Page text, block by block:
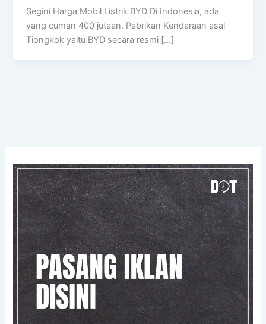
Segini Harga Mobil Listrik BYD Di Indonesia, ada
yang cuman 400 jutaan. Pabrikan Kendaraan asal
Tiongkok yaitu BYD secara resmi […]